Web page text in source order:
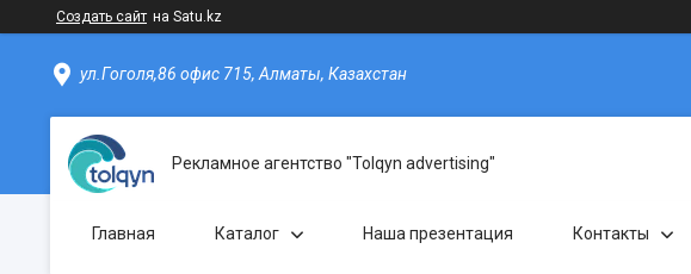
Создать сайт на Satu.kz
ул.Гоголя,86 офис 715, Алматы, Казахстан
Рекламное агентство "Tolqyn advertising"
Главная Каталог Наша презентация Контакты